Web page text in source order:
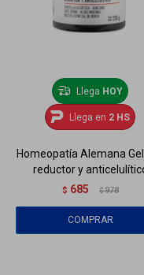
Llega HOY
Llega en 2 HS
Homeopatía Alemana
reductor y
$ 685 $ 978